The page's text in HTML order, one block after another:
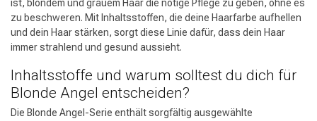
ist, blondem und grauem Haar die nötige Pflege zu geben, ohne es
zu beschweren. Mit Inhaltsstoffen, die deine Haarfarbe aufhellen
und dein Haar stärken, sorgt diese Linie dafür, dass dein Haar
immer strahlend und gesund aussieht.
Inhaltsstoffe und warum solltest du dich für
Blonde Angel entscheiden?
Die Blonde Angel-Serie enthält sorgfältig ausgewählte